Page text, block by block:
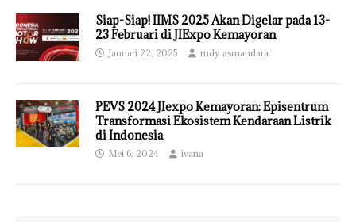
Siap-Siap! IIMS 2025 Akan Digelar pada 13-
23 Februari di JIExpo Kemayoran
Januari 22, 2025 rudy asmandara
PEVS 2024 JIexpo Kemayoran: Episentrum
Transformasi Ekosistem Kendaraan Listrik
di Indonesia
Mei 6, 2024 ivana